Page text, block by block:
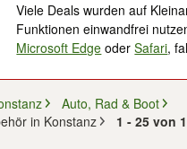
Viele Deals wurden auf
Funktionen einwandfrei
Microsoft Edge oderSafari,
Auto, Rad & Boot
in Konstanz
1 - 25 von